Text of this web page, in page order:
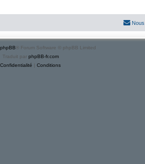
phpBB ® Forum Software © phpBB Limited
Traduit par phpBB-fr.com
Confidentialité | Conditions